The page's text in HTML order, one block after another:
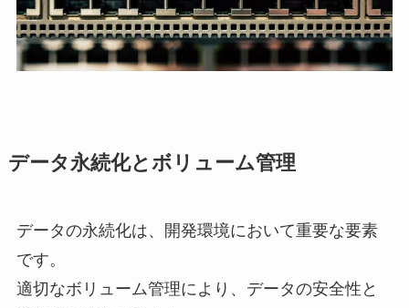
データ永続化とボリューム管理
データの永続化は、開発環境において重要な要素
です。
適切なボリューム管理により、データの安全性と